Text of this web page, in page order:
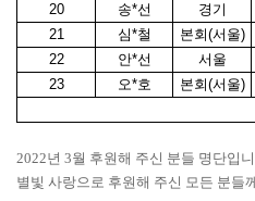
20
송*선 경기
21
심*철 본회(서울)
22
안*선 서울
23
오*호 본회(서울)
2022년 3월 후원해 주신 분들 명단입
별빛 사랑으로 후원해 주신 모든 분들